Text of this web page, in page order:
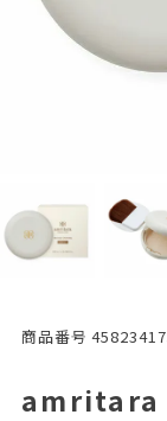
商品番号
amritara